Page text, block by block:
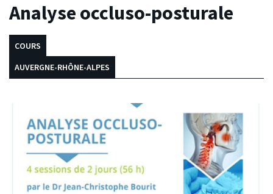
09.10.2024
Analyse occluso-posturale
COURS
AUVERGNE-RHÔNE-ALPES